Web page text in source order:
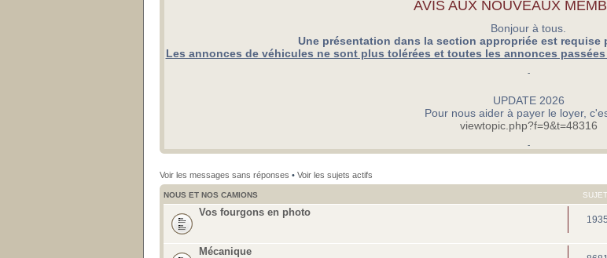
AVIS AUX NOUVEAUX
Bonjour à tous.
Une présentation dans la section appropriée est requise
Les annonces de véhicules ne sont plus tolérées et toutes les annonces
-
UPDATE 2026
Pour nous aider à payer le loyer,
viewtopic.php?f=9&t=48316
-
Voir les messages sans réponses • Voir les sujets actifs
NOUS ET NOS CAMIONS
Vos fourgons en photo
1935
Mécanique